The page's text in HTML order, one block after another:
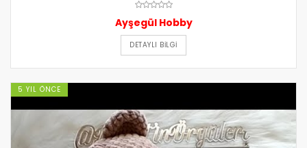
Ayşegül Hobby
DETAYLI BILGI
5 YIL ÖNCE